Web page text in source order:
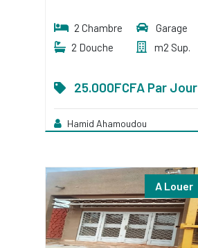
2 Chambre
2 Douche
Garage
m2 Sup.
25.000FCFA Par Jour
Hamid Ahamoudou
A Louer